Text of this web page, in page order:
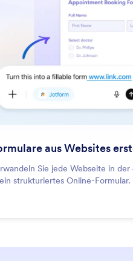
Mehr
aus Websites
Sie jede Webseite in
strukturiertes Online-Formular.